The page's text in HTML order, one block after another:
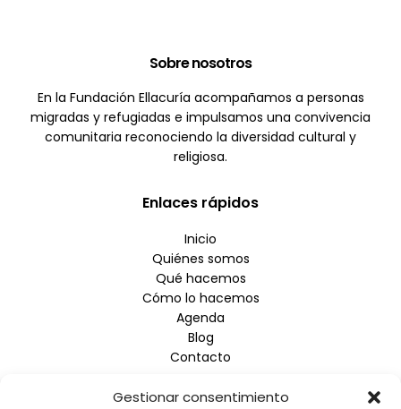
Gestionar consentimiento
Sobre nosotros
En la Fundación Ellacuría acompañamos a personas
migradas y refugiadas e impulsamos una convivencia
comunitaria reconociendo la diversidad cultural y
religiosa.
Enlaces rápidos
Inicio
Quiénes somos
Qué hacemos
Cómo lo hacemos
Agenda
Blog
Contacto
Empresa